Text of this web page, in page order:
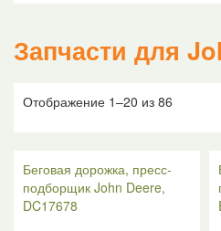
Запчасти для
Отображение 1–20 из 86
Беговая дорожка, пресс-
подборщик John Deere,
DC17678